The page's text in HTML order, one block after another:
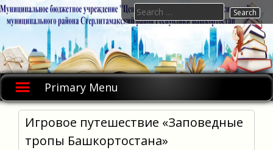
Skip
to
Primary Menu
Search
for:
Игровое путешествие «Заповедные
тропы Башкортостана»